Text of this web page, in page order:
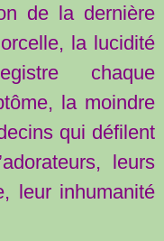
de la dernière
la lucidité
chaque
la moindre
qui défilent
leurs
leur inhumanité